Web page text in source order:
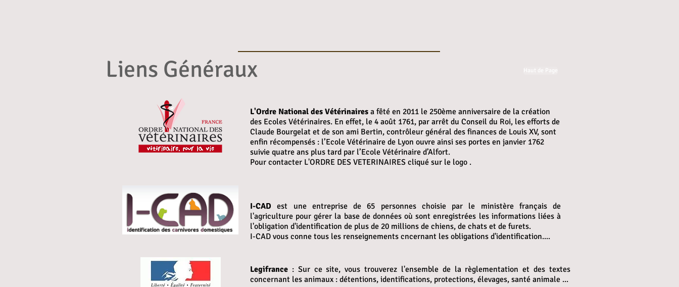
Liens Généraux
L'Ordre National des Vétérinaires a fêté en 2011 le 250ème anniversaire de la création
des Ecoles Vétérinaires. En effet, le 4 août 1761, par arrêt du Conseil du Roi, les efforts de
Claude Bourgelat et de son ami Bertin, contrôleur général des finances de Louis XV, sont
enfin récompensés : l’Ecole Vétérinaire de Lyon ouvre ainsi ses portes en janvier 1762
suivie quatre ans plus tard par l’Ecole Vétérinaire d’Alfort.
Pour contacter L'ORDRE DES VETERINAIRES cliqué sur le logo .
I-CADest une entreprise de 65 personnes choisie par le ministère français de
l'agriculture pour gérer la base de données où sont enregistrées les informations liées à
l'obligation d'identification de plus de 20 millions de chiens, de chats et de furets.
I-CAD vous conne tous les renseignements cncernant les obligations d'identification....
Legifrance : Sur ce site, vous trouverez l'ensemble de la règlementation et des textes
concernant les animaux : détentions, identifications, protections, élevages, santé animale ...